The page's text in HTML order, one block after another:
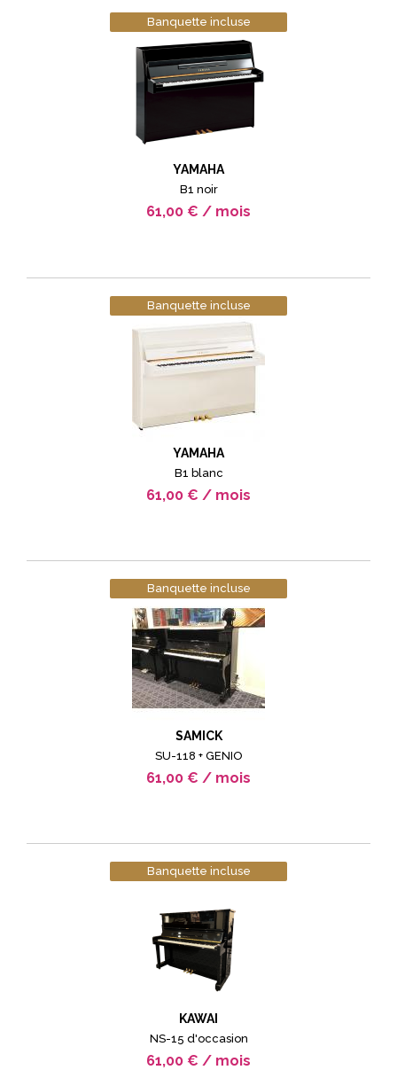
Banquette incluse
YAMAHA
B1 noir
61,00 € / mois
Banquette incluse
YAMAHA
B1 blanc
61,00 € / mois
Banquette incluse
SAMICK
SU-118 + GENIO
61,00 € / mois
Banquette incluse
KAWAI
NS-15 d'occasion
61,00 € / mois